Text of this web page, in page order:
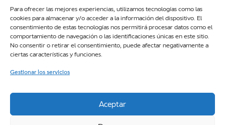
Para ofrecer las mejores experiencias, utilizamos tecnologías como las
cookies para almacenar y/o acceder a la información del dispositivo. El
consentimiento de estas tecnologías nos permitirá procesar datos como el
comportamiento de navegación o las identificaciones únicas en este sitio.
No consentir o retirar el consentimiento, puede afectar negativamente a
ciertas características y funciones.
Gestionar los servicios
Aceptar
MODELOS SUV
TEST DRIVE
NOTICIAS
SOBRE NOSOTROS
EBRO M AUTOMOCIÓN BARCELONA
Gran Via de les Corts Catalanes, 484, L’Eixample, 08015
Barcelona